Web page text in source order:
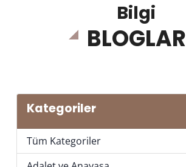
Bilgi
BLOGLAR
Kategoriler
Tüm Kategoriler